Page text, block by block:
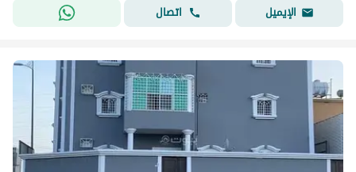
الإيميل
اتصال